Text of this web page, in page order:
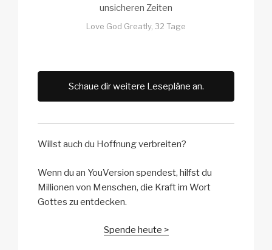
unsicheren Zeiten
Love God Greatly, 32 Tage
Schaue dir weitere Lesepläne an.
Willst auch du Hoffnung verbreiten?
Wenn du an YouVersion spendest, hilfst du
Millionen von Menschen, die Kraft im Wort
Gottes zu entdecken.
Spende heute >